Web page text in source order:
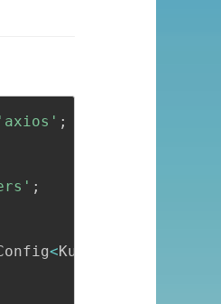
'axios' ;
;
<KubeRequest